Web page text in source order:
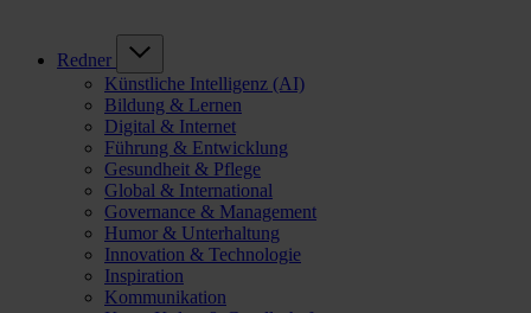
Redner
Künstliche Intelligenz (AI)
Bildung & Lernen
Digital & Internet
Führung & Entwicklung
Gesundheit & Pflege
Global & International
Governance & Management
Humor & Unterhaltung
Innovation & Technologie
Inspiration
Kommunikation